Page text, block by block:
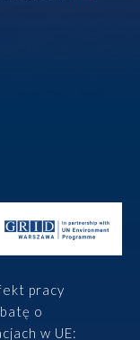
pracy
o
w UE: